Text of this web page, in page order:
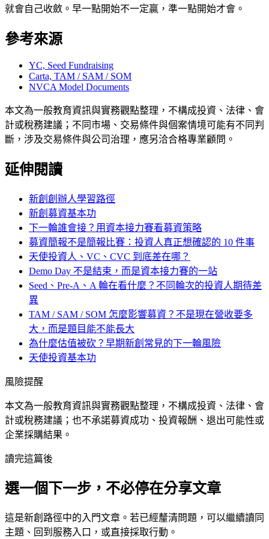
就會自己收斂。早一點開始不一定贏，準一點開始才會。
參考來源
YC, Seed Fundraising
Carta, TAM / SAM / SOM
NVCA Model Documents
本文為一般教育資訊與實務觀點整理，不構成投資、法律、會
計或稅務建議；不同市場、交易條件與個案情境可能有不同判
斷，涉及交易條件與公司治理，應另洽合格專業顧問。
延伸閱讀
新創創辦人學習路徑
新創募資基本功
下一輪誰會接？用資本接力賽看募資策略
募資簡報不是簡報比賽：投資人真正想確認的 10 件事
天使投資人、VC、CVC 到底差在哪？
Demo Day 不是結束，而是資本接力賽的一站
Seed、Pre-A、A 輪在看什麼？不同輪次的投資人期待差
異
TAM / SAM / SOM 怎麼影響募資？不是現在營收要多
大，而是題目能不能長大
為什麼估值被砍？早期新創常見的下一輪風險
天使投資基本功
風險提醒
本文為一般教育資訊與實務觀點整理，不構成投資、法律、會
計或稅務建議；也不承諾募資成功、投資報酬、退出可能性或
企業採購結果。
讀完這篇後
選一個下一步，不必停在分享文章
這是新創 路徑中的 入門文章。若已經釐清問題，可以繼續讀同
主題、回到服務入口，或直接採取行動。